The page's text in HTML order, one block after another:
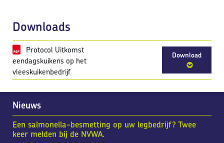
Nieuws
Een salmonella-besmetting op uw legbedrijf? Twee
keer melden bij de NVWA.
Downloads
Protocol Uitkomst
eendagskuikens op het
vleeskuikenbedrijf
Download